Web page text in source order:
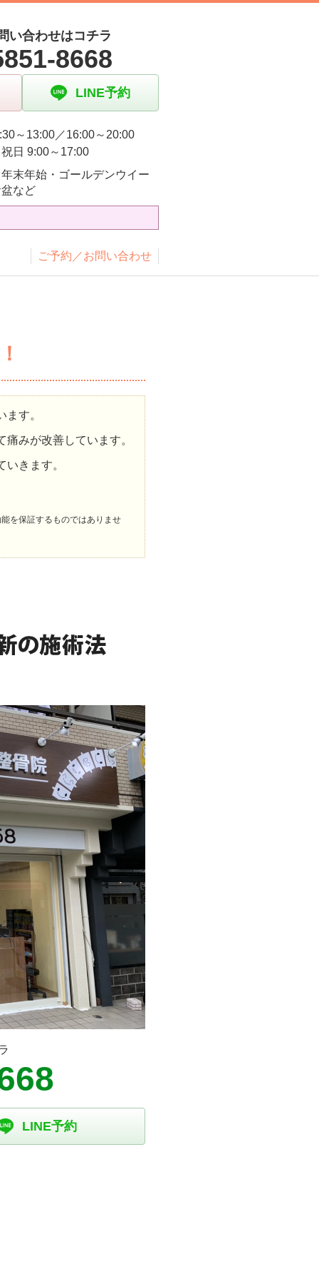
い合わせはコチラ
8668
LINE予約
～13:00／16:00～20:00
日 9:00～17:00
末年始・ゴールデンウイー
など
ご予約／お問い合わせ
す。
みが改善しています。
きます。
を保証するものではありませ
LINE予約